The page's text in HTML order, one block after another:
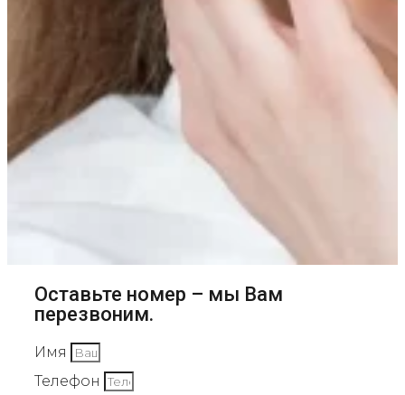
Оставьте номер – мы Вам
перезвоним.
Имя
Телефон